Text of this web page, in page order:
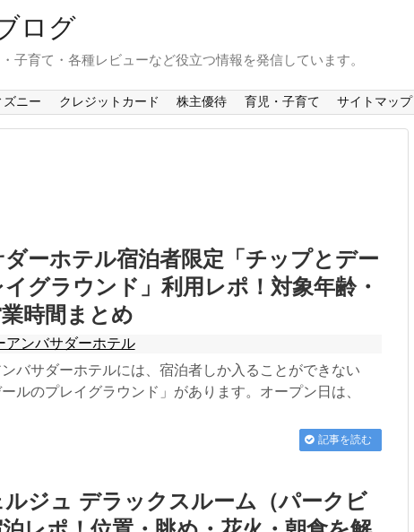
ログ
子育て・各種レビューなど役立つ情報を発信しています。
ズニー クレジットカード 株主優待 育児・子育て サイトマップ
ーホテル宿泊者限定「チップとデー
グラウンド」利用レポ！対象年齢・
時間まとめ
アンバサダーホテル
バサダーホテルには、宿泊者しか入ることができない
ールのプレイグラウンド」があります。オープン日は、
記事を読む
ルジュ デラックスルーム（パークビ